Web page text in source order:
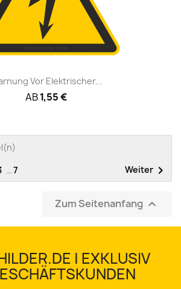
Vor Elektrischer...
AB1,55 €
… 7 Weiter 
Zum Seitenanfang 
| EXKLUSIV